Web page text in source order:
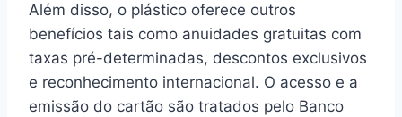
Além disso, o plástico oferece outros
benefícios tais como anuidades gratuitas com
taxas pré-determinadas, descontos exclusivos
e reconhecimento internacional. O acesso e a
emissão do cartão são tratados pelo Banco